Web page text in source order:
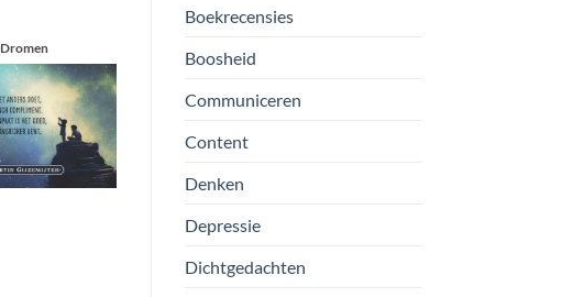
Dromen
Boekrecensies
Boosheid
Communiceren
Content
Denken
Depressie
Dichtgedachten